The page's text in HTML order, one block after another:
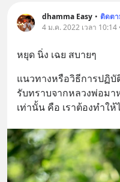
dhamma Easy • ติดต
4 ม.ค. 2022 เวลา 10:14
หยุด นิ่ง เฉย สบายๆ
แนวทางหรือวิธีการปฏิ
รับทราบจากหลวงพ่อมา
เท่านั้น คือ เราต้องทำให้